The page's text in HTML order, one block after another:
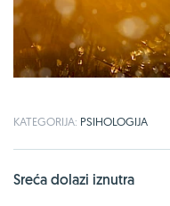
KATEGORIJA: PSIHOLOGIJA
Sreća dolazi iznutra